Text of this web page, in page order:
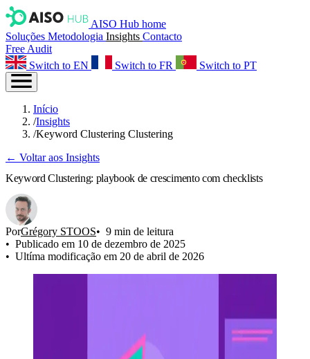
AISO Hub home
Soluções Metodologia Insights Contacto
Free Audit
Switch to EN
Switch to FR Switch to PT
Início
/Insights
/Keyword Clustering Clustering
← Voltar aos Insights
Keyword Clustering: playbook de crescimento com checklists
PorGrégory STOOS
9 min de leitura
Publicado em 10 de dezembro de 2025
Ultíma modificação em 20 de abril de 2026